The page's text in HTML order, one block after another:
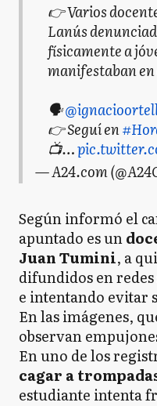
👉 Varios
Lanús
físicamente a
manifestaban
🗣️
👉 Seguí en
📺…
— A24.com
Según informó el
apuntado es un
Juan Tumini, a
difundidos en
e intentando evitar
En las imágenes,
observan
En uno de los
cagar a
estudiante intenta